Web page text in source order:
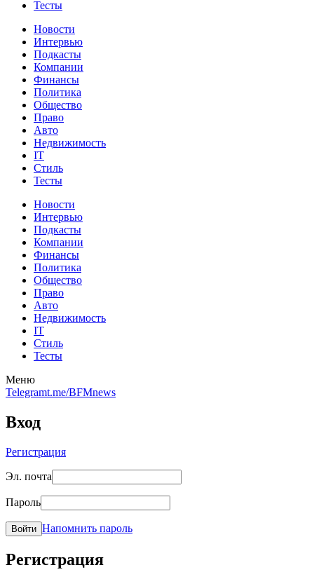
Тесты
Новости
Интервью
Подкасты
Компании
Финансы
Политика
Общество
Право
Авто
Недвижимость
IT
Стиль
Тесты
Новости
Интервью
Подкасты
Компании
Финансы
Политика
Общество
Право
Авто
Недвижимость
IT
Стиль
Тесты
Меню
Telegramt.me/BFMnews
Вход
Регистрация
Эл. почта
Пароль
Войти Напомнить пароль
Регистрация